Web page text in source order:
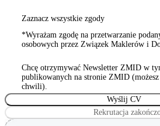
Zaznacz wszystkie zgody
*Wyrażam zgodę na przetwarzanie
osobowych przez Związek Maklerów i
stowarzyszeń, innych organizacji
Wyrażam zgodę na przetwarzanie
osobowych przez Związek Maklerów i
Warszawie 00-815, ul. Sienna 93/2,
stowarzyszeń, innych organizacji
Chcę otrzymywać Newsletter ZMID w
publikowanych na stronie ZMID
chwili).
Rekrutacja